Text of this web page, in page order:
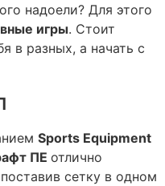
надоели? Для этого
игры. Стоит
в разных, а начать с
Sports Equipment
ПЕ отлично
сетку в одном